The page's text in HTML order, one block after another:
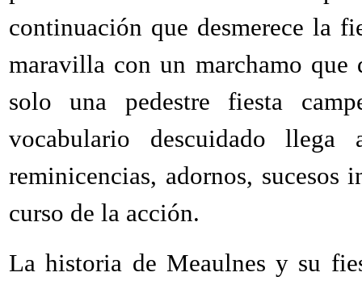
continuación que desmerece la
maravilla con un marchamo
solo una pedestre fiesta
vocabulario descuidado
reminicencias, adornos,
curso de la acción.
La historia de Meaulnes y su